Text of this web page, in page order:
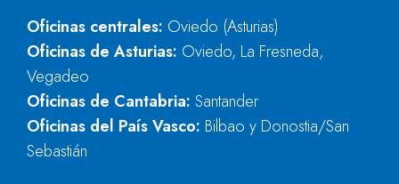
Oficinas centrales: Oviedo (Asturias)
Oficinas de Asturias: Oviedo, La Fresneda,
Vegadeo
Oficinas de Cantabria: Santander
Oficinas del País Vasco: Bilbao y Donostia/San
Sebastián